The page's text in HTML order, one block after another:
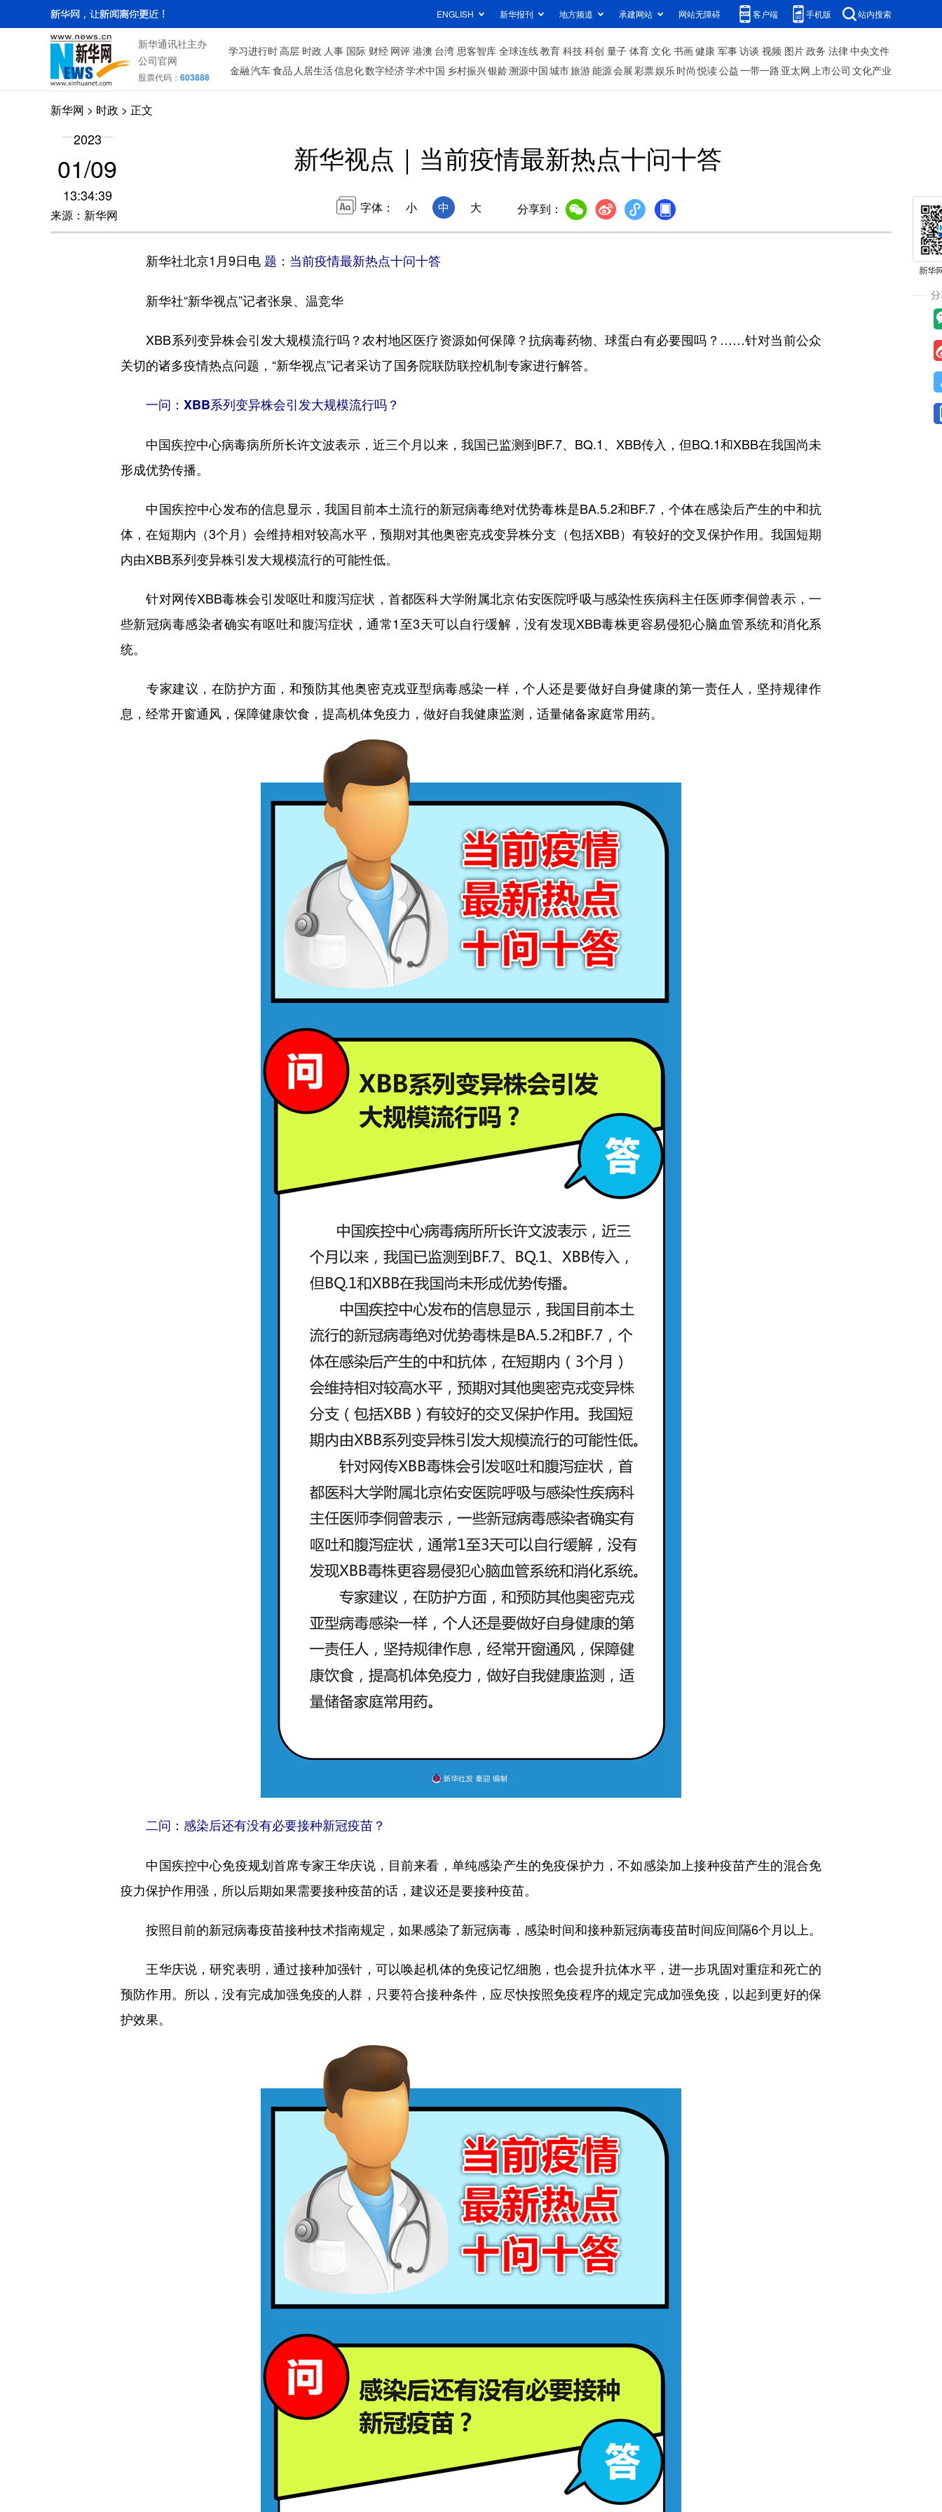
ENGLISH 新华报刊 地方频道 承建网站 网站无障碍 客户端 手机版 站内搜索
新华通讯社主办
公司官网
股票代码： 603888
学习进行时高层 时政 人事 国际 财经 网评 港澳 台湾 思客智库 全球连线教育 科技科创 量子 体育文化 书画健康 军事访谈 视频 图片政务 法律中央文件
金融汽车食品 人居生活信息化数字经济学术中国 乡村振兴银龄溯源中国城市旅游能源会展彩票娱乐时尚 悦读公益一带一路 亚太网上市公司 文化产业
新华网 > 时政 > 正文
2023
01/09
13:34:39
来源：新华网
新华视点｜当前疫情最新热点十问十答
字体： 小 中 大 分享到：
新华社北京1月9日电 题：当前疫情最新热点十问十答
新华社“新华视点”记者张泉、温竞华
XBB系列变异株会引发大规模流行吗？农村地区医疗资源如何保障？抗病毒药物、球蛋白有必要囤吗？……针对当前公众
关切的诸多疫情热点问题，“新华视点”记者采访了国务院联防联控机制专家进行解答。
一问：XBB系列变异株会引发大规模流行吗？
中国疾控中心病毒病所所长许文波表示，近三个月以来，我国已监测到BF.7、BQ.1、XBB传入，但BQ.1和XBB在我国尚未
形成优势传播。
中国疾控中心发布的信息显示，我国目前本土流行的新冠病毒绝对优势毒株是BA.5.2和BF.7，个体在感染后产生的中和抗
体，在短期内（3个月）会维持相对较高水平，预期对其他奥密克戎变异株分支（包括XBB）有较好的交叉保护作用。我国短期
内由XBB系列变异株引发大规模流行的可能性低。
针对网传XBB毒株会引发呕吐和腹泻症状，首都医科大学附属北京佑安医院呼吸与感染性疾病科主任医师李侗曾表示，一
些新冠病毒感染者确实有呕吐和腹泻症状，通常1至3天可以自行缓解，没有发现XBB毒株更容易侵犯心脑血管系统和消化系
统。
专家建议，在防护方面，和预防其他奥密克戎亚型病毒感染一样，个人还是要做好自身健康的第一责任人，坚持规律作
息，经常开窗通风，保障健康饮食，提高机体免疫力，做好自我健康监测，适量储备家庭常用药。
二问：感染后还有没有必要接种新冠疫苗？
中国疾控中心免疫规划首席专家王华庆说，目前来看，单纯感染产生的免疫保护力，不如感染加上接种疫苗产生的混合免
疫力保护作用强，所以后期如果需要接种疫苗的话，建议还是要接种疫苗。
按照目前的新冠病毒疫苗接种技术指南规定，如果感染了新冠病毒，感染时间和接种新冠病毒疫苗时间应间隔6个月以上。
王华庆说，研究表明，通过接种加强针，可以唤起机体的免疫记忆细胞，也会提升抗体水平，进一步巩固对重症和死亡的
预防作用。所以，没有完成加强免疫的人群，只要符合接种条件，应尽快按照免疫程序的规定完成加强免疫，以起到更好的保
护效果。